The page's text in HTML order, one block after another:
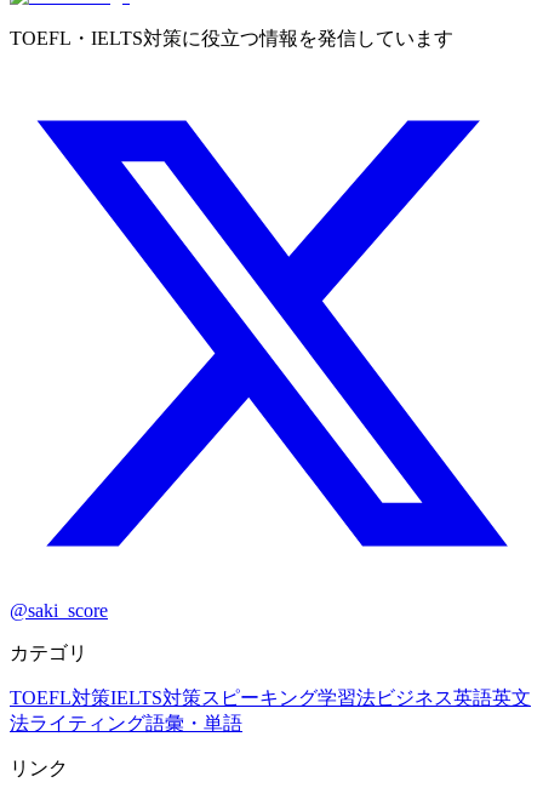
TOEFL・IELTS対策に役立つ情報を発信しています
@saki_score
カテゴリ
TOEFL対策IELTS対策スピーキング学習法ビジネス英語英文
法ライティング語彙・単語
リンク